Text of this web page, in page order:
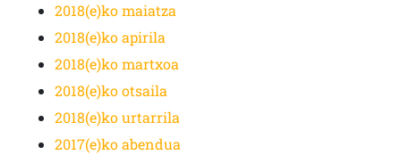
2018(e)ko maiatza
2018(e)ko apirila
2018(e)ko martxoa
2018(e)ko otsaila
2018(e)ko urtarrila
2017(e)ko abendua